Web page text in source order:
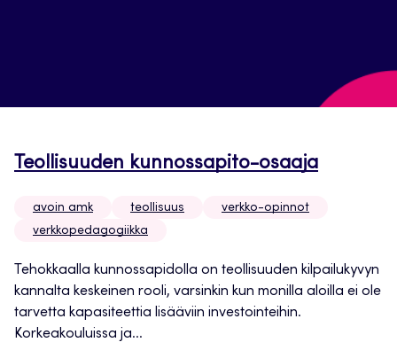
Teollisuuden kunnossapito-osaaja
avoin amk teollisuus
verkko-opinnot
verkkopedagogiikka
Tehokkaalla kunnossapidolla on teollisuuden kilpailukyvyn
kannalta keskeinen rooli, varsinkin kun monilla aloilla ei ole
tarvetta kapasiteettia lisääviin investointeihin.
Korkeakouluissa ja...